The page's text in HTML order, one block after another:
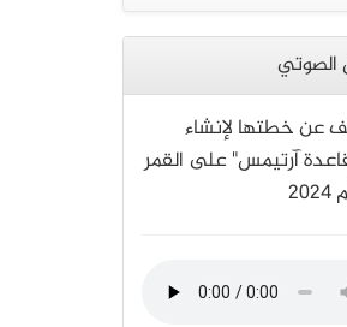
الصوتي
عن خطتها لإنشاء
آرتيمس" على القمر